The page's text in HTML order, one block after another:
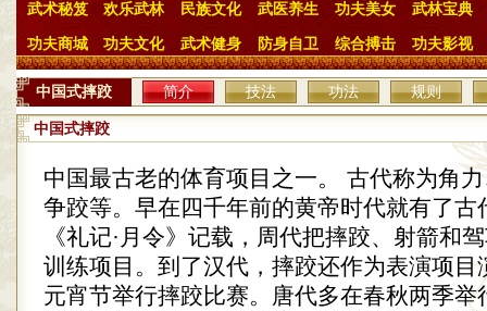
武术秘笈 欢乐武林 民族文化 武医养生 功夫美女 武林宝典
功夫商城 功夫文化 武术健身 防身自卫 综合搏击 功夫影视
中国式摔跤 简介 技法 功法 规则
中国式摔跤
中国最古老的体育项目之一。 古代称为角
争跤等。早在四千年前的黄帝时代就有了古
《礼记·月令》记载，周代把摔跤、射箭和
训练项目。到了汉代，摔跤还作为表演项目
元宵节举行摔跤比赛。唐代多在春秋两季举